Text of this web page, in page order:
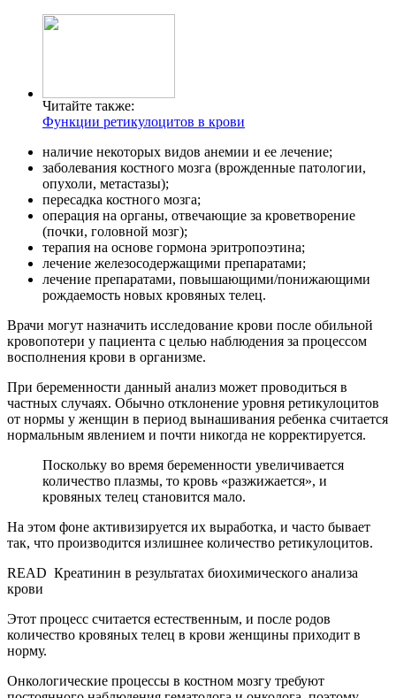
Читайте также:
Функции ретикулоцитов в крови
наличие некоторых видов анемии и ее лечение;
заболевания костного мозга (врожденные патологии,
опухоли, метастазы);
пересадка костного мозга;
операция на органы, отвечающие за кроветворение
(почки, головной мозг);
терапия на основе гормона эритропоэтина;
лечение железосодержащими препаратами;
лечение препаратами, повышающими/понижающими
рождаемость новых кровяных телец.
Врачи могут назначить исследование крови после обильной
кровопотери у пациента с целью наблюдения за процессом
восполнения крови в организме.
При беременности данный анализ может проводиться в
частных случаях. Обычно отклонение уровня ретикулоцитов
от нормы у женщин в период вынашивания ребенка считается
нормальным явлением и почти никогда не корректируется.
Поскольку во время беременности увеличивается
количество плазмы, то кровь «разжижается», и
кровяных телец становится мало.
На этом фоне активизируется их выработка, и часто бывает
так, что производится излишнее количество ретикулоцитов.
READ Креатинин в результатах биохимического анализа
крови
Этот процесс считается естественным, и после родов
количество кровяных телец в крови женщины приходит в
норму.
Онкологические процессы в костном мозгу требуют